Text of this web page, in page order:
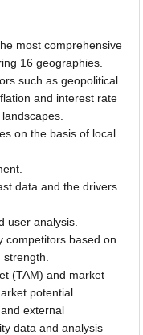
most comprehensive
16 geographies.
such as geopolitical
and interest rate
on the basis of local
data and the drivers
user analysis.
competitors based on
(TAM) and market
potential.
external
data and analysis